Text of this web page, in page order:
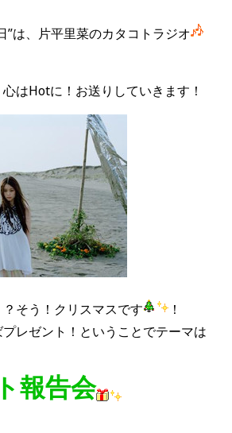
”は、片平里菜のカタコトラジオ
はHotに！お送りしていきます！
そう！クリスマスです
！
レゼント！ということでテーマは
報告会